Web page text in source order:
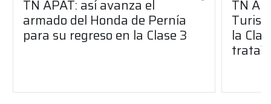
TN APAT: así avanza el
armado del Honda de Pernía
para su regreso en la Clase 3
TN
la
trata?